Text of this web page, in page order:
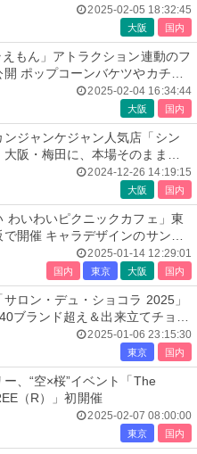
2025-02-05 18:32:45
大阪 国内
もん」アトラクション連動のフ
ポップコーンバケツやカチュ
2025-02-04 16:34:44
大阪 国内
ンジャンケジャン人気店「シン
阪・梅田に、本場そのままの
2024-12-26 14:19:15
大阪 国内
わいわいピクニックカフェ」東
開催 キャラデザインのサンド
2025-01-14 12:29:01
国内 東京 大阪 国内
ロン・デュ・ショコラ 2025」
ブランド超え＆出来立てチョコ
2025-01-06 23:15:30
東京 国内
、“空×桜”イベント「The
（R）」初開催
2025-02-07 08:00:00
東京 国内